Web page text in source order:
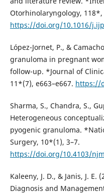
Otorhinolaryngology, 118*,
https://doi.org/10.1016/
López-Jornet, P., &
granuloma in pregnant
follow-up. *Journal of
11*(7), e663–e667. https://
Sharma, S., Chandra, S.,
Heterogeneous
pyogenic granuloma.
Surgery, 10*(1), 3–7.
https://doi.org/10.4103/
Kaleeny, J. D., & Janis, J.
Diagnosis and